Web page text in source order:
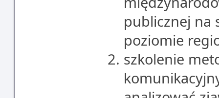
publicznej na
poziomie
szkolenie